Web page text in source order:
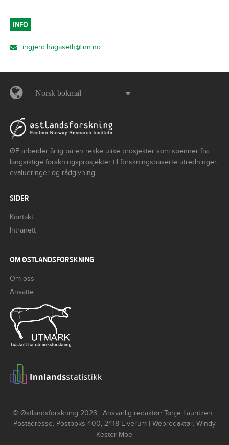
INFO
ingjerd.hagaseth@inn.no
Norsk bokmål
ØF arbeider årlig på en rekke ulike prosjekter som spenner fra
langsiktige forskningsprosjekter til forskningsbaserte utredninger,
evalueringer og rådgivning.
SIDER
Kontakt
Intranett
OM ØSTLANDSFORSKNING
Om oss
Ansatte
© Østlandsforskning 2023 | Ansvarlig redaktør: Tonje Lauritzen |
Postadresse: Postboks 400, 2418 Elverum | Webredaktør: Windy
Kester Moe